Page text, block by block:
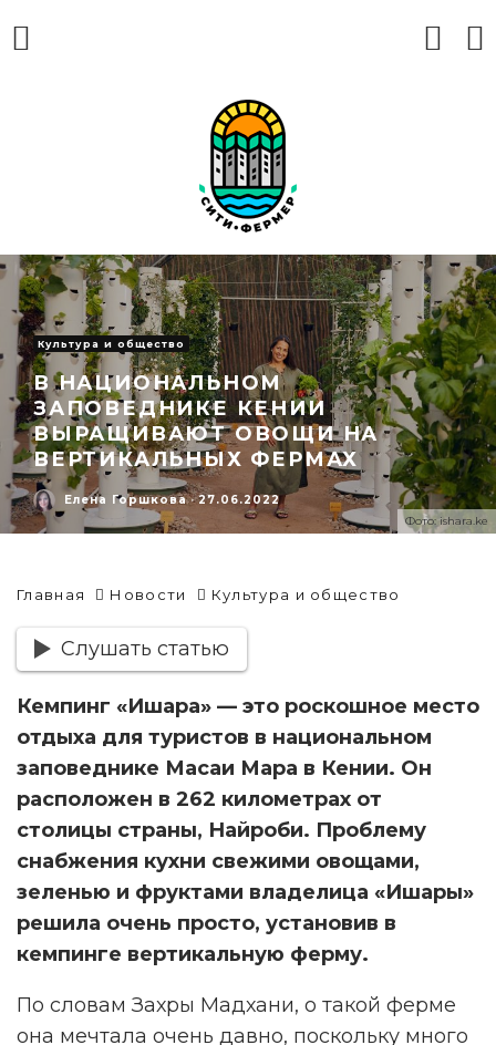
Фото: ishara.ke
Культура и общество
В НАЦИОНАЛЬНОМ
ЗАПОВЕДНИКЕ КЕНИИ
ВЫРАЩИВАЮТ ОВОЩИ НА
ВЕРТИКАЛЬНЫХ ФЕРМАХ
Елена Горшкова · 27.06.2022
Главная Новости Культура и общество
Слушать статью
Кемпинг «Ишара» — это роскошное место
отдыха для туристов в национальном
заповеднике Масаи Мара в Кении. Он
расположен в 262 километрах от
столицы страны, Найроби. Проблему
снабжения кухни свежими овощами,
зеленью и фруктами владелица «Ишары»
решила очень просто, установив в
кемпинге вертикальную ферму.
По словам Захры Мадхани, о такой ферме
она мечтала очень давно, поскольку много